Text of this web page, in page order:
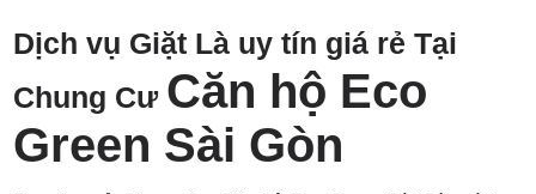
Dịch vụ Giặt Là uy tín giá rẻ Tại
Chung Cư Căn hộ Eco
Green Sài Gòn